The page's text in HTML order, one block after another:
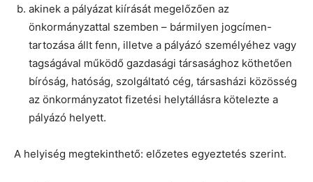
akinek a pályázat kiírását megelőzően az
önkormányzattal szemben – bármilyen jogcímen-
tartozása állt fenn, illetve a pályázó személyéhez vagy
tagságával működő gazdasági társasághoz köthetően
bíróság, hatóság, szolgáltató cég, társasházi közösség
az önkormányzatot fizetési helytállásra kötelezte a
pályázó helyett.
A helyiség megtekinthető: előzetes egyeztetés szerint.